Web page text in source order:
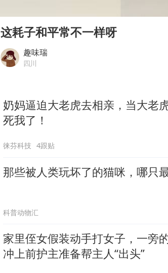
“立秋的第一杯奶茶”又
国防部回应日本试射“
这耗子和平常不一样呀
趣味瑞
四川
奶妈逼迫大老虎去相亲，当大老
死我了！
徕芬科技 4跟贴
那些被人类玩坏了的猫咪，哪只
科普动物汇
家里侄女假装动手打女子，一旁
冲上前护主准备帮主人“出头”